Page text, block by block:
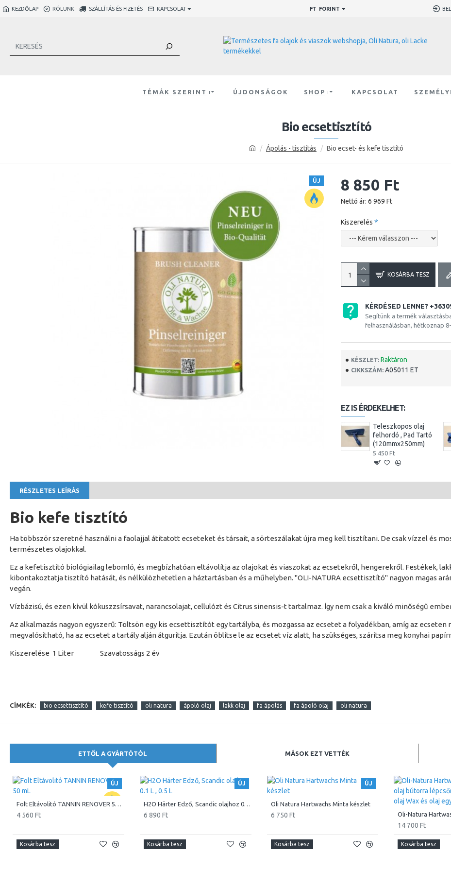
KEZDŐLAP RÓLUNK SZÁLLÍTÁS ÉS FIZETÉS KAPCSOLAT FT FORINT
TÉMÁK SZERINT ÚJDONSÁGOK SHOP KAPCSOLAT
Ápolás - tisztítás Bio ecset- és kefe tisztító
Bio ecsettisztító
ÚJ
KÉRDÉSED LENNE?
Segítünk a termék
felhasznàlàsban, hétköznap
KÉSZLET: Raktáron
CIKKSZÁM: A05011 ET
8 850 Ft
Nettó ár: 6 969 Ft
Kiszerelés
KOSÁRBA TESZ
EZ IS ÉRDEKELHET:
Teleszkopos olaj
felhordó , Pad Tartó
(120mmx250mm)
5 450 Ft
RÉSZLETES LEÍRÁS
Bio kefe tisztító
Ha többször szeretné használni a faolajjal átitatott ecseteket és társait, a sörteszálakat újra meg kell tisztítani. De csak vízzel és
természetes olajokkal.
Ez a kefetisztító biológiailag lebomló, és megbízhatóan eltávolítja az olajokat és viaszokat az ecsetekről, hengerekről. Festékek,
kibontakoztatja tisztító hatását, és nélkülözhetetlen a háztartásban és a műhelyben. "OLI-NATURA ecsettisztító" nagyon magas
vegán.
Vízbázisú, és ezen kívül kókuszzsírsavat, narancsolajat, cellulózt és Citrus sinensis-t tartalmaz. Így nem csak a kiváló minőségű
Az alkalmazás nagyon egyszerű: Töltsön egy kis ecsettisztítót egy tartályba, és mozgassa az ecsetet a folyadékban, amíg az
megvalósítható, ha az ecsetet a tartály alján átgurítja. Ezután öblítse le az ecsetet víz alatt, ha szükséges, szárítsa meg konyhai
Kiszerelése 1 Liter Szavatosságs 2 év
CÍMKÉK: bio ecsettisztító kefe tisztító oli natura ápoló olaj lakk olaj fa ápolás fa ápoló olaj oli natura
ETTŐL A GYÁRTÓTÓL MÁSOK EZT VETTÉK
ÚJ
Folt Eltávolitó TANNIN RENOVER 50 mL
4 560 Ft
Kosárba tesz
ÚJ
H2O Härter Edző, Scandic olajhoz 0.1 L , 0.5 L
6 890 Ft
Kosárba tesz
ÚJ
Oli Natura Hartwachs Minta készlet
6 750 Ft
Kosárba tesz
14 700 Ft
Kosárba tesz